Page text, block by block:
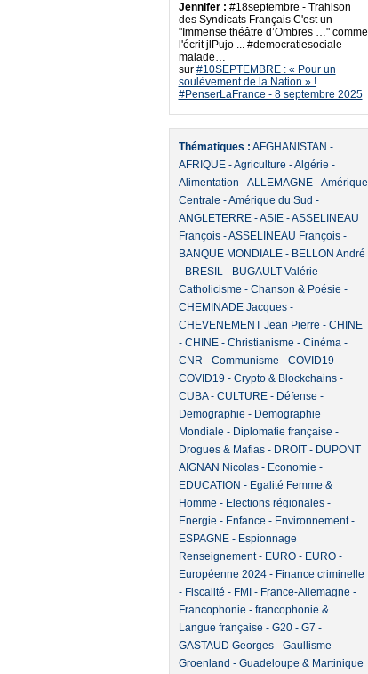
Jennifer : #18septembre - Trahison
des Syndicats Français C'est un
"Immense théâtre d’Ombres …" comme
l'écrit jlPujo ... #democratiesociale
malade…
sur #10SEPTEMBRE : « Pour un
soulèvement de la Nation » !
#PenserLaFrance - 8 septembre 2025
Thématiques : AFGHANISTAN -
AFRIQUE-Agriculture -Algérie -
Alimentation -ALLEMAGNE-Amérique
Centrale -Amérique du Sud -
ANGLETERRE-ASIE-ASSELINEAU
François-ASSELINEAU François-
BANQUE MONDIALE- BELLON André
- BRESIL- BUGAULT Valérie -
Catholicisme - Chanson & Poésie -
CHEMINADE Jacques-
CHEVENEMENT Jean Pierre - CHINE
- CHINE- Christianisme - Cinéma-
CNR - Communisme - COVID19 -
COVID19 - Crypto & Blockchains-
CUBA- CULTURE- Défense -
Demographie - Demographie
Mondiale - Diplomatie française -
Drogues & Mafias- DROIT- DUPONT
AIGNAN Nicolas- Economie -
EDUCATION - Egalité Femme &
Homme - Elections régionales-
Energie - Enfance - Environnement-
ESPAGNE- Espionnage
Renseignement- EURO- EURO-
Européenne 2024- Finance criminelle
- Fiscalité - FMI - France-Allemagne -
Francophonie - francophonie &
Langue française - G20- G7 -
GASTAUD Georges- Gaullisme -
Groenland - Guadeloupe & Martinique